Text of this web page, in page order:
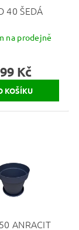
40 ŠEDÁ
na prodejně
Kč
ANRACIT